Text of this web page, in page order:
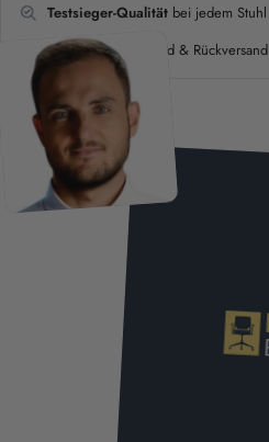
Testsieger-Qualität bei jedem Stuhl
Kostenloser
Versand & Rückversand